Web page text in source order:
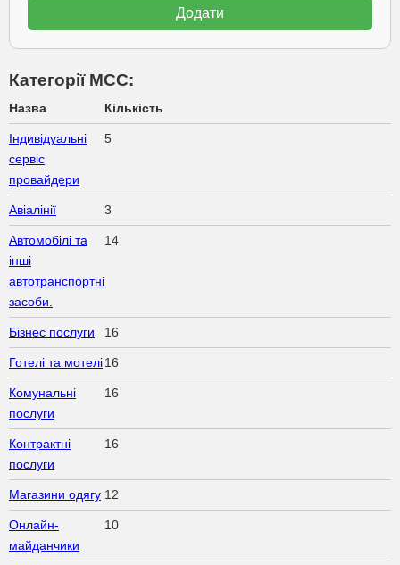
Категорії МСС:
Назва Кількість
Індивідуальні
сервіс
провайдери
5
Авіалінії 3
Автомобілі та
інші
автотранспортні
засоби.
14
Бізнес послуги 16
Готелі та мотелі16
Комунальні
послуги
16
Контрактні
послуги
16
Магазини одягу 12
Онлайн-
майданчики
10